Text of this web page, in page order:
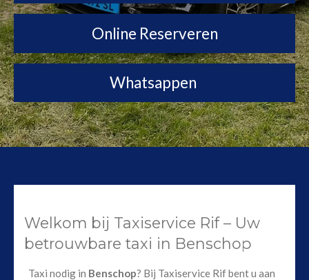
Online Reserveren
Whatsappen
Welkom bij Taxiservice Rif – Uw
betrouwbare taxi in Benschop
Taxi nodig in Benschop? Bij Taxiservice Rif bent u aan